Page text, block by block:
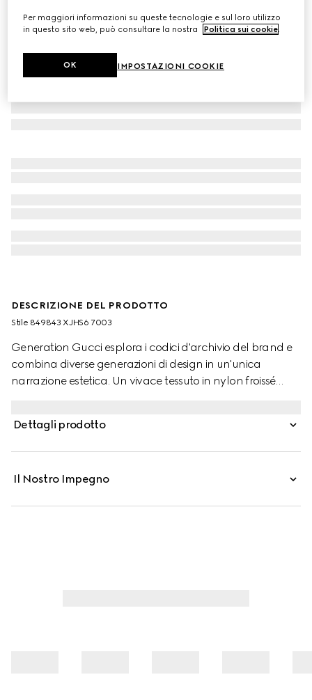
DESCRIZIONE DEL PRODOTTO
Stile ‎849843 XJHS6 7003
Generation Gucci esplora i codici d'archivio del brand e
combina diverse generazioni di design in un'unica
narrazione estetica. Un vivace tessuto in nylon froissé
Dettagli prodotto
Il Nostro Impegno
Per maggiori informazioni su queste tecnologie e sul loro utilizzo
in questo sito web, può consultare la nostra
Politica sui cookie.
IMPOSTAZIONI COOKIE
OK